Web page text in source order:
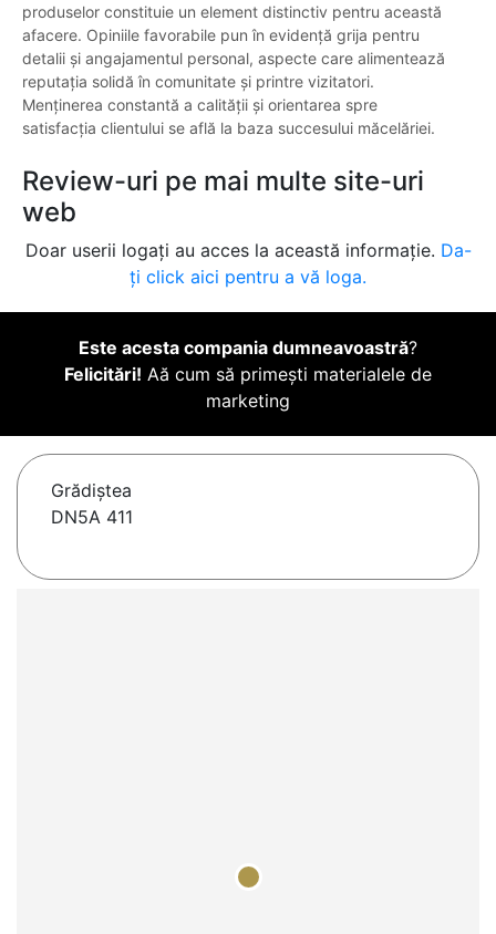
produselor constituie un element distinctiv pentru această
afacere. Opiniile favorabile pun în evidență grija pentru
detalii și angajamentul personal, aspecte care alimentează
reputația solidă în comunitate și printre vizitatori.
Menținerea constantă a calității și orientarea spre
satisfacția clientului se află la baza succesului măcelăriei.
Review-uri pe mai multe site-uri
web
Doar userii logați au acces la această informație. Da-
ți click aici pentru a vă loga.
Este acesta compania dumneavoastră?
Felicitări! Aă cum să primești materialele de
marketing
Grădiştea
DN5A 411